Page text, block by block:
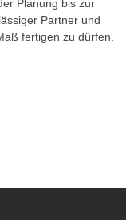
Planung bis zur
Partner und
fertigen zu dürfen.